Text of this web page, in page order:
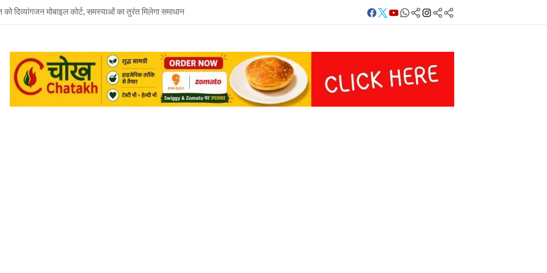
दिव्यांगजन मोबाइल कोर्ट, समस्याओं का तुरंत मिलेगा समाधान
में उमाशंकर सिंह को अंतिम विदाई, बेटे प्रिंस युकेश देंगे मुखाग्नि
को होगा उमाशंकर सिंह का अंतिम संस्कार, दुकानें बंद कर व्यापारियों ने दी श्रद्धांजलि
विधानसभा से जुड़े थे उमाशंकर सिंह, पूरे सदन ने की थी जल्द स्वस्थ होने की कामना
Facebook
Twitter
Youtube
Whatsapp
बलिया
लाइव
FOLLOW/JOIN
करें
Instagram
Telegram